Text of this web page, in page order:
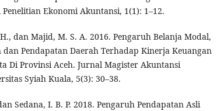
Ekonomi Akuntansi, 1(1): 1–12.
dan Majid, M. S. A. 2016. Pengaruh Belanja Modal,
dan Pendapatan Daerah Terhadap Kinerja Keuangan
Di Provinsi Aceh. Jurnal Magister Akuntansi
Syiah Kuala, 5(3): 30–38.
Sedana, I. B. P. 2018. Pengaruh Pendapatan Asli